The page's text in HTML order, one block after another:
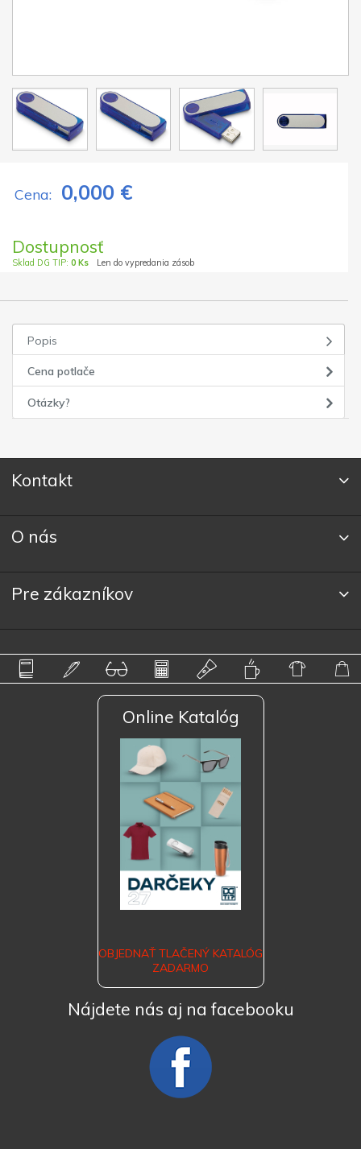
Cena: 0,000 €
Dostupnosť
Sklad DG TIP: 0 Ks Len do vypredania zásob
Popis
Cena potlače
Otázky?
Kontakt
O nás
Pre zákazníkov
Online Katalóg
OBJEDNAŤ TLAČENÝ KATALÓG
ZADARMO
Nájdete nás aj na facebooku